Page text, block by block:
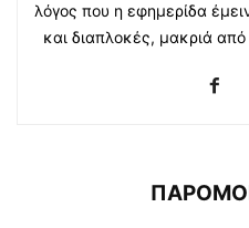
λόγος που η εφημερίδα
και διαπλοκές, μακριά από